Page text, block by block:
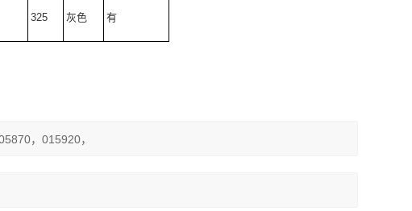
325 灰色 有